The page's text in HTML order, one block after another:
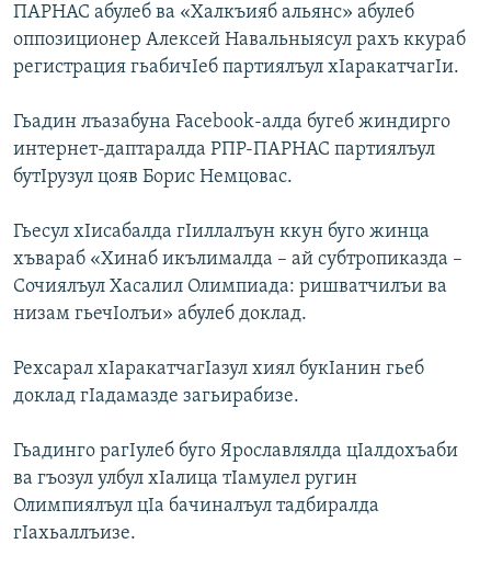
поискуСЕВЕР.РЕАЛИИ
СИБИРЬ.РЕАЛИИ
РАСПИСАНИЕ ВЕЩАНИЯ
ПОДПИШИТЕСЬ НА РАССЫЛКУ
ПАРНАС абулеб ва «Халкъияб альянс» абулеб
оппозиционер Алексей Навальныясул рахъ ккураб
регистрация гьабичIеб партиялъул хIаракатчагIи.
Гьадин лъазабуна Facebook-алда бугеб жиндирго
интернет-даптаралда РПР-ПАРНАС партиялъул
бутIрузул цояв Борис Немцовас.
Гьесул хIисабалда гIиллалъун ккун буго жинца
хъвараб «Хинаб икълималда – ай субтропиказда –
Сочиялъул Хасалил Олимпиада: ришватчилъи ва
низам гьечIолъи» абулеб доклад.
Рехсарал хIаракатчагIазул хиял букIанин гьеб
доклад гIадамазде загьирабизе.
Гьадинго рагIулеб буго Ярославлялда цIалдохъаби
ва гъозул улбул хIалица тIамулел ругин
Олимпиялъул цIа бачиналъул тадбиралда
гIахьаллъизе.